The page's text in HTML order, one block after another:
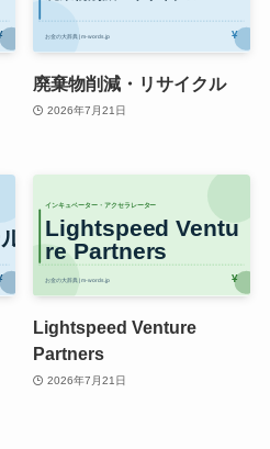
廃棄物削減・リサイクル
2026年7月21日
Lightspeed Venture
Partners
2026年7月21日